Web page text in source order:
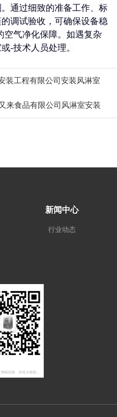
通过细致的准备工作、标
调试验收，可确保设备稳
空气净化保障。如遇复杂
-技术人员处理。
装工程有限公司安装风淋室
来食品有限公司风淋室安装
新闻中心
行业动态